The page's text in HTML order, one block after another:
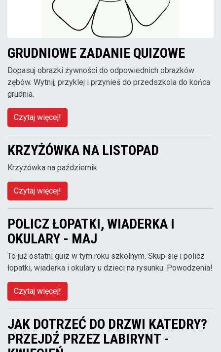
GRUDNIOWE ZADANIE QUIZOWE
Dopasuj obrazki żywności do odpowiednich obrazków
zębów. Wytnij, przyklej i przynieś do przedszkola do końca
grudnia.
Czytaj więcej!
KRZYŻÓWKA NA LISTOPAD
Krzyżówka na październik.
Czytaj więcej!
POLICZ ŁOPATKI, WIADERKA I
OKULARY - MAJ
To już ostatni quiz w tym roku szkolnym. Skup się i policz
łopatki, wiaderka i okulary u dzieci na rysunku. Powodzenia!
Czytaj więcej!
JAK DOTRZEĆ DO DRZWI KATEDRY?
PRZEJDŹ PRZEZ LABIRYNT -